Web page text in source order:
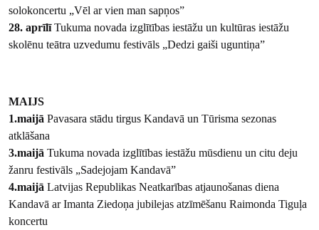
solokoncertu „Vēl ar vien man sapņos”
28. aprīlīTukuma novada izglītības iestāžu un kultūras iestāžu
skolēnu teātra uzvedumu festivāls „Dedzi gaiši uguntiņa”
MAIJS
1.maijā Pavasara stādu tirgus Kandavā un Tūrisma sezonas
atklāšana
3.maijā Tukuma novada izglītības iestāžu mūsdienu un citu deju
žanru festivāls „Sadejojam Kandavā”
4.maijā Latvijas Republikas Neatkarības atjaunošanas diena
Kandavā ar Imanta Ziedoņa jubilejas atzīmēšanu Raimonda Tiguļa
koncertu